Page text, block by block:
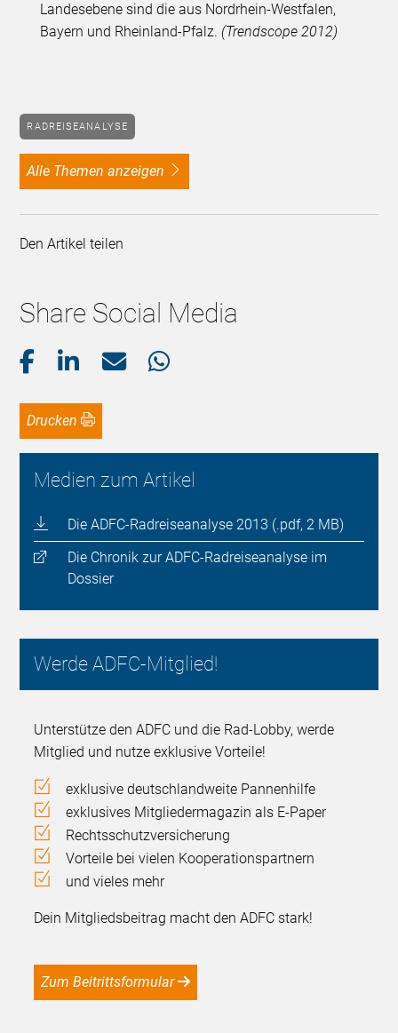
Landesebene sind die aus Nordrhein-Westfalen,
Bayern und Rheinland-Pfalz. (Trendscope 2012)
RADREISEANALYSE
alle Themen anzeigen
Den Artikel teilen
Share Social Media
Drucken
Medien zum Artikel
Die ADFC-Radreiseanalyse 2013 (.pdf, 2 MB)
Die Chronik zur ADFC-Radreiseanalyse im
Dossier
Werde ADFC-Mitglied!
Unterstütze den ADFC und die Rad-Lobby, werde
Mitglied und nutze exklusive Vorteile!
exklusive deutschlandweite Pannenhilfe
exklusives Mitgliedermagazin als E-Paper
Rechtsschutzversicherung
Vorteile bei vielen Kooperationspartnern
und vieles mehr
Dein Mitgliedsbeitrag macht den ADFC stark!
Zum Beitrittsformular